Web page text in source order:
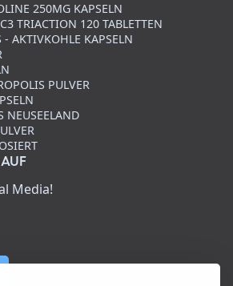
250MG KAPSELN
TRIACTION 120 TABLETTEN
AKTIVKOHLE KAPSELN
PULVER
NEUSEELAND
Media!